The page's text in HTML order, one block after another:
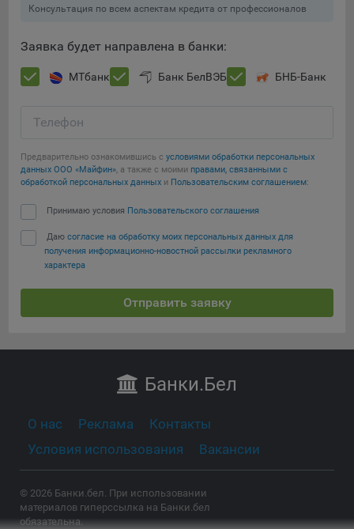
Консультация по всем аспектам кредита от профессионалов
Заявка будет направлена в банки:
МТбанк Банк БелВЭБ БНБ-Банк
Телефон
Предварительно ознакомившись с условиями обработки персональных
данных ООО «Майфин», а также с моими правами, связанными с
обработкой персональных данных и Пользовательским соглашением:
Принимаю условия Пользовательского соглашения
Даю согласие на обработку моих персональных данных для
получения информационно-новостной рассылки рекламного
характера
Отправить заявку
Банки.Бел
О нас Реклама
Контакты
Условия использования
Вакансии
© 2026 Банки.бел. При использовании
материалов гиперссылка на Банки.бел
обязательна.